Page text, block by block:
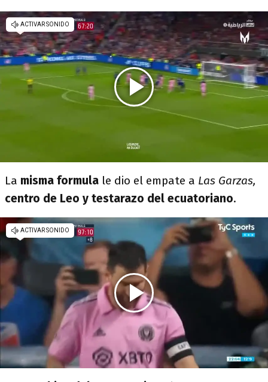
La misma formula le dio el empate a Las Garzas,
centro de Leo y testarazo del ecuatoriano.